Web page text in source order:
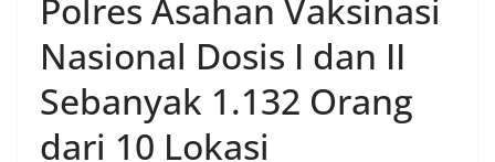
oleh warga, yang sebagian besar tengah bersiap
menyambut momentum HUT Kemerdekaan RI
dengan berbagai persiapan di lingkungan
masing-masing.‎Dalam dialog yang berlangsung
akrab, Bhabinkamtibmas menyapa warga,
menanyakan kondisi keamanan dan kenyamanan
lingkungan tempat tinggal, serta membuka ruang
Polres Asahan Vaksinasi
Nasional Dosis I dan II
Sebanyak 1.132 Orang
dari 10 Lokasi